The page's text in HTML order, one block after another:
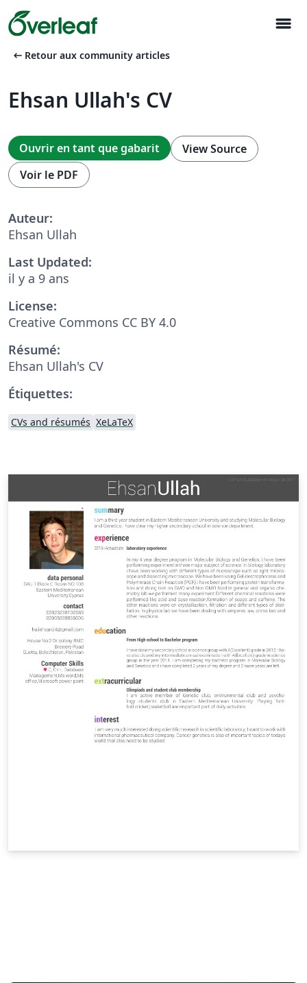
menu
arrow_left_alt Retour aux community articles
Ehsan Ullah's CV
Ouvrir en tant que gabarit
View Source
Voir le PDF
Auteur:
Ehsan Ullah
Last Updated:
il y a 9 ans
License:
Creative Commons CC BY 4.0
Résumé:
Ehsan Ullah's CV
Étiquettes:
CVs and résumés XeLaTeX